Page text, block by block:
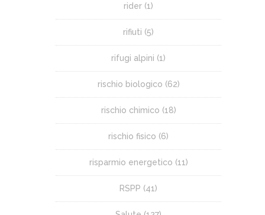
rider (1)
rifiuti (5)
rifugi alpini (1)
rischio biologico (62)
rischio chimico (18)
rischio fisico (6)
risparmio energetico (11)
RSPP (41)